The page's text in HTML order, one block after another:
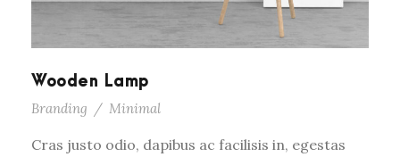
Wooden Lamp
Branding / Minimal
Cras justo odio, dapibus ac facilisis in, egestas